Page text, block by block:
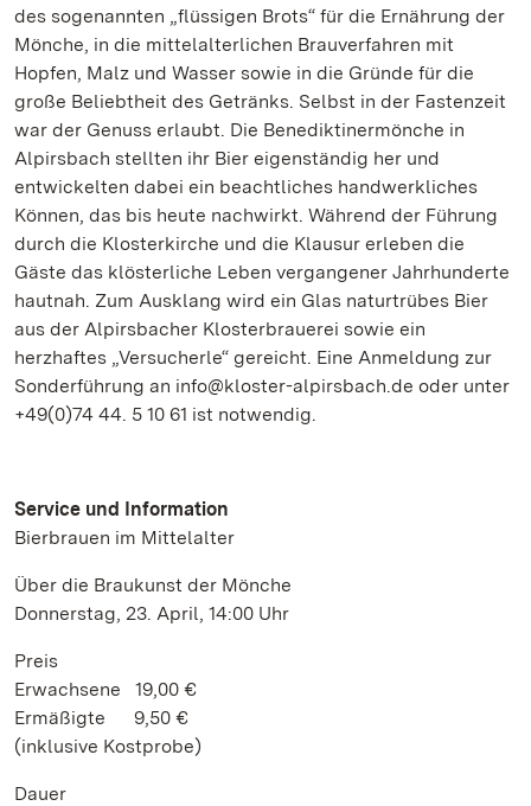
des sogenannten „flüssigen Brots“ für die Ernährung der
Mönche, in die mittelalterlichen Brauverfahren mit
Hopfen, Malz und Wasser sowie in die Gründe für die
große Beliebtheit des Getränks. Selbst in der Fastenzeit
war der Genuss erlaubt. Die Benediktinermönche in
Alpirsbach stellten ihr Bier eigenständig her und
entwickelten dabei ein beachtliches handwerkliches
Können, das bis heute nachwirkt. Während der Führung
durch die Klosterkirche und die Klausur erleben die
Gäste das klösterliche Leben vergangener Jahrhunderte
hautnah. Zum Ausklang wird ein Glas naturtrübes Bier
aus der Alpirsbacher Klosterbrauerei sowie ein
herzhaftes „Versucherle“ gereicht. Eine Anmeldung zur
Sonderführung an info@kloster-alpirsbach.de oder unter
+49(0)74 44. 5 10 61 ist notwendig.
Service und Information
Bierbrauen im Mittelalter
Über die Braukunst der Mönche
Donnerstag, 23. April, 14:00 Uhr
Preis
Erwachsene 19,00 €
Ermäßigte 9,50 €
(inklusive Kostprobe)
Dauer